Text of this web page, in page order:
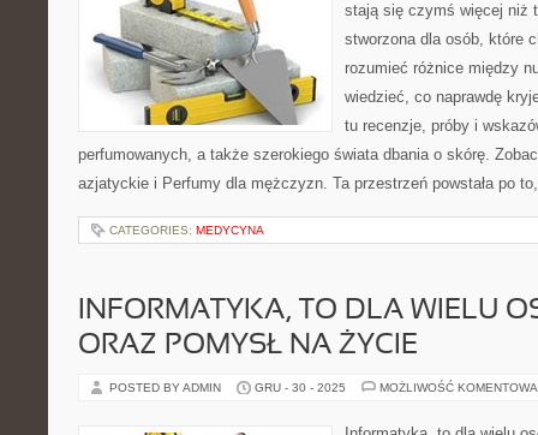
stają się czymś więcej niż
stworzona dla osób, które
rozumieć różnice między
wiedzieć, co naprawdę
tu recenzje, próby i
perfumowanych, a także szerokiego świata dbania o skórę.
azjatyckie i Perfumy dla mężczyzn. Ta przestrzeń powstała po
CATEGORIES: MEDYCYNA
INFORMATYKA, TO DLA WIELU
ORAZ POMYSŁ NA ŻYCIE
POSTED BY ADMIN GRU - 30 - 2025 MOŻLIWOŚĆ